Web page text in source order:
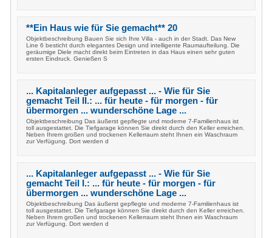
**Ein Haus wie für Sie gemacht** 20
Objektbeschreibung Bauen Sie sich Ihre Villa - auch in der Stadt. Das New
Line 6 besticht durch elegantes Design und intelligente Raumaufteilung. Die
geräumige Diele macht direkt beim Eintreten in das Haus einen sehr guten
ersten Eindruck. Genießen S
... Kapitalanleger aufgepasst ... - Wie für Sie
gemacht Teil II.: ... für heute - für morgen - für
übermorgen ... wunderschöne Lage ...
Objektbeschreibung Das äußerst gepflegte und moderne 7-Familienhaus ist
toll ausgestattet. Die Tiefgarage können Sie direkt durch den Keller erreichen.
Neben Ihrem großen und trockenen Kellerraum steht Ihnen ein Waschraum
zur Verfügung. Dort werden d
... Kapitalanleger aufgepasst ... - Wie für Sie
gemacht Teil I.: ... für heute - für morgen - für
übermorgen ... wunderschöne Lage ...
Objektbeschreibung Das äußerst gepflegte und moderne 7-Familienhaus ist
toll ausgestattet. Die Tiefgarage können Sie direkt durch den Keller erreichen.
Neben Ihrem großen und trockenen Kellerraum steht Ihnen ein Waschraum
zur Verfügung. Dort werden d